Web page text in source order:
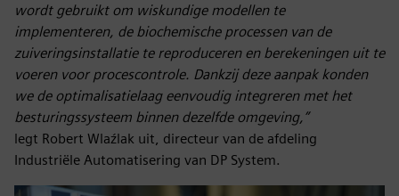
wordt gebruikt om wiskundige modellen te
implementeren, de biochemische processen van de
zuiveringsinstallatie te reproduceren en berekeningen uit te
voeren voor procescontrole. Dankzij deze aanpak konden
we de optimalisatielaag eenvoudig integreren met het
besturingssysteem binnen dezelfde omgeving,”
legt Robert Wlaźlak uit, directeur van de afdeling
Industriële Automatisering van DP System.